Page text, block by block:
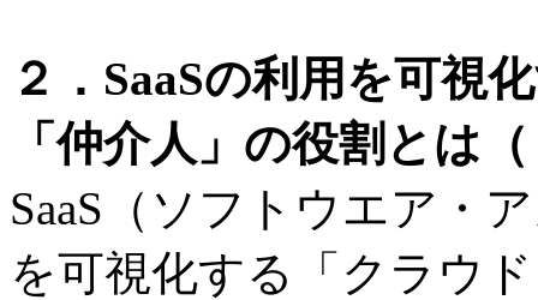
２．SaaSの利用を可視
「仲介人」の役割とは
SaaS（ソフトウエア・
を可視化する「クラウ